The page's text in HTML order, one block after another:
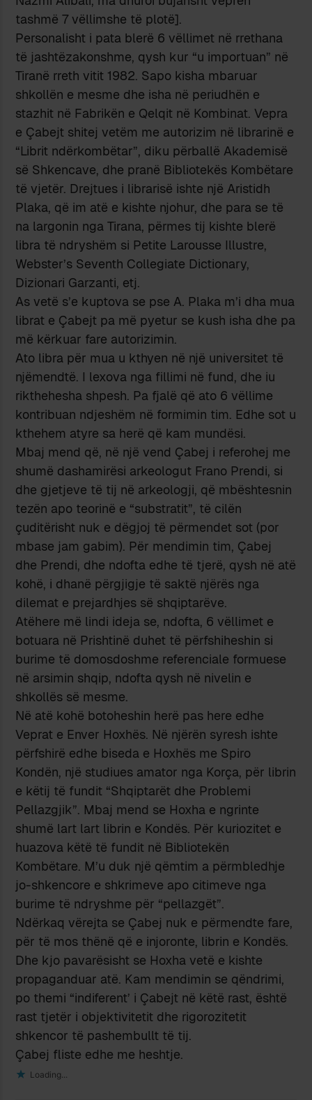
tashmë 7 vëllimshe të plotë].
Personalisht i pata blerë 6 vëllimet në rrethana
të jashtëzakonshme, qysh kur “u importuan” në
Tiranë rreth vitit 1982. Sapo kisha mbaruar
shkollën e mesme dhe isha në periudhën e
stazhit në Fabrikën e Qelqit në Kombinat. Vepra
e Çabejt shitej vetëm me autorizim në librarinë e
“Librit ndërkombëtar”, diku përballë Akademisë
së Shkencave, dhe pranë Bibliotekës Kombëtare
të vjetër. Drejtues i librarisë ishte një Aristidh
Plaka, që im atë e kishte njohur, dhe para se të
na largonin nga Tirana, përmes tij kishte blerë
libra të ndryshëm si Petite Larousse Illustre,
Webster’s Seventh Collegiate Dictionary,
Dizionari Garzanti, etj.
As vetë s’e kuptova se pse A. Plaka m’i dha mua
librat e Çabejt pa më pyetur se kush isha dhe pa
më kërkuar fare autorizimin.
Ato libra për mua u kthyen në një universitet të
njëmendtë. I lexova nga fillimi në fund, dhe iu
rikthehesha shpesh. Pa fjalë që ato 6 vëllime
kontribuan ndjeshëm në formimin tim. Edhe sot u
kthehem atyre sa herë që kam mundësi.
Mbaj mend që, në një vend Çabej i referohej me
shumë dashamirësi arkeologut Frano Prendi, si
dhe gjetjeve të tij në arkeologji, që mbështesnin
tezën apo teorinë e “substratit”, të cilën
çuditërisht nuk e dëgjoj të përmendet sot (por
mbase jam gabim). Për mendimin tim, Çabej
dhe Prendi, dhe ndofta edhe të tjerë, qysh në atë
kohë, i dhanë përgjigje të saktë njërës nga
dilemat e prejardhjes së shqiptarëve.
Atëhere më lindi ideja se, ndofta, 6 vëllimet e
botuara në Prishtinë duhet të përfshiheshin si
burime të domosdoshme referenciale formuese
në arsimin shqip, ndofta qysh në nivelin e
shkollës së mesme.
Në atë kohë botoheshin herë pas here edhe
Veprat e Enver Hoxhës. Në njërën syresh ishte
përfshirë edhe biseda e Hoxhës me Spiro
Kondën, një studiues amator nga Korça, për librin
e këtij të fundit “Shqiptarët dhe Problemi
Pellazgjik”. Mbaj mend se Hoxha e ngrinte
shumë lart lart librin e Kondës. Për kuriozitet e
huazova këtë të fundit në Bibliotekën
Kombëtare. M’u duk një qëmtim a përmbledhje
jo-shkencore e shkrimeve apo citimeve nga
burime të ndryshme për “pellazgët”.
Ndërkaq vërejta se Çabej nuk e përmendte fare,
për të mos thënë që e injoronte, librin e Kondës.
Dhe kjo pavarësisht se Hoxha vetë e kishte
propaganduar atë. Kam mendimin se qëndrimi,
po themi “indiferent’ i Çabejt në këtë rast, është
rast tjetër i objektivitetit dhe rigorozitetit
shkencor të pashembullt të tij.
Çabej fliste edhe me heshtje.
Loading...